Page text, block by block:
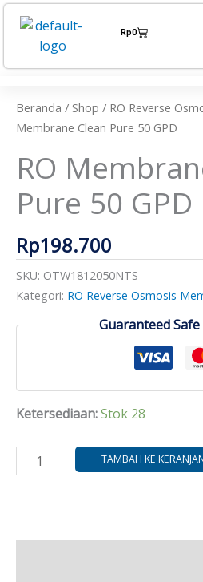
Lewati
konten
Rp0Cart
Beranda / Shop / RO Reverse
Membrane Clean Pure 50 GPD
RO
Pure 50 GPD
Rp198.700
SKU: OTW1812050NTS
Kategori: RO Reverse Osmosis
Guaranteed
Ketersediaan:Stok 28
Membrane
Clean
50
GPD
TAMBAH KE